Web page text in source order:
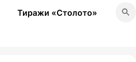
Тиражи «Столото»